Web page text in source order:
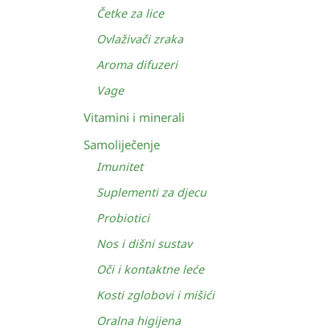
Četke za lice
Ovlaživači zraka
Aroma difuzeri
Vage
Vitamini i minerali
Samoliječenje
Imunitet
Suplementi za djecu
Probiotici
Nos i dišni sustav
Oči i kontaktne leće
Kosti zglobovi i mišići
Oralna higijena